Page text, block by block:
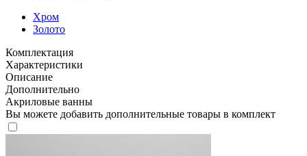
Хром
Золото
Комплектация
Характеристики
Описание
Дополнительно
Акриловые ванны
Вы можете добавить дополнительные товары в комплект